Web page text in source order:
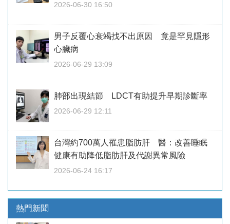
2026-06-30 16:50
男子反覆心衰竭找不出原因 竟是罕見隱形
心臟病
2026-06-29 13:09
肺部出現結節 LDCT有助提升早期診斷率
2026-06-29 12:11
台灣約700萬人罹患脂肪肝 醫：改善睡眠
健康有助降低脂肪肝及代謝異常風險
2026-06-24 16:17
熱門新聞